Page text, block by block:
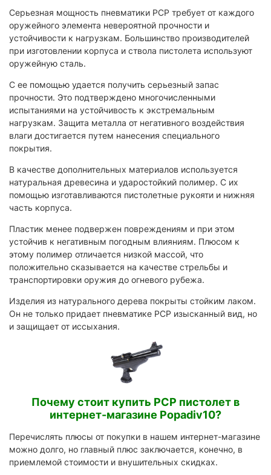
Серьезная мощность пневматики PCP требует от каждого
оружейного элемента невероятной прочности и
устойчивости к нагрузкам. Большинство производителей
при изготовлении корпуса и ствола пистолета используют
оружейную сталь.
С ее помощью удается получить серьезный запас
прочности. Это подтверждено многочисленными
испытаниями на устойчивость к экстремальным
нагрузкам. Защита металла от негативного воздействия
влаги достигается путем нанесения специального
покрытия.
В качестве дополнительных материалов используется
натуральная древесина и ударостойкий полимер. С их
помощью изготавливаются пистолетные рукояти и нижняя
часть корпуса.
Пластик менее подвержен повреждениям и при этом
устойчив к негативным погодным влияниям. Плюсом к
этому полимер отличается низкой массой, что
положительно сказывается на качестве стрельбы и
транспортировки оружия до огневого рубежа.
Изделия из натурального дерева покрыты стойким лаком.
Он не только придает пневматике PCP изысканный вид, но
и защищает от иссыхания.
Почему стоит купить PCP пистолет в
интернет-магазине Popadiv10?
Перечислять плюсы от покупки в нашем интернет-магазине
можно долго, но главный плюс заключается, конечно, в
приемлемой стоимости и внушительных скидках.